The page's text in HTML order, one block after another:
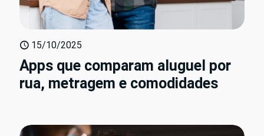
15/10/2025
Apps que comparam aluguel por
rua, metragem e comodidades